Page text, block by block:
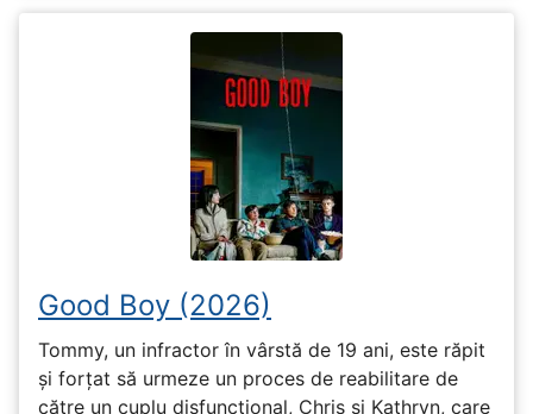
Good Boy (2026)
Tommy, un infractor în vârstă de 19 ani, este răpit
și forțat să urmeze un proces de reabilitare de
către un cuplu disfuncțional, Chris și Kathryn, care